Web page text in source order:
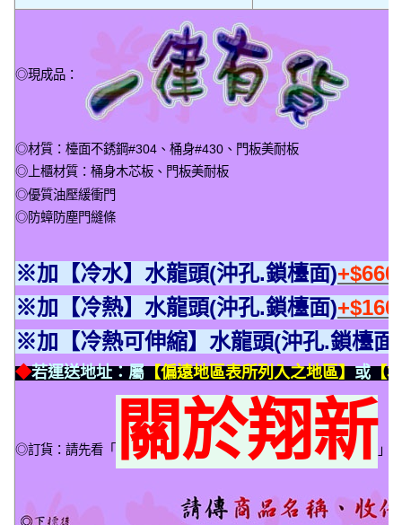
◎現成品：
◎材質：檯面不銹鋼#304、桶身#430、門板美耐板
◎上櫃材質：桶身木芯板、門板美耐板
◎優質油壓緩衝門
◎防蟑防塵門縫條
※加【冷水】水龍頭(沖孔.鎖檯面)
※加【冷熱】水龍頭(沖孔.鎖檯面)
※加【冷熱可伸縮】水龍頭(沖孔.鎖檯面)
◆若運送地址：屬【偏遠地區表所列入之地區】或【
◎訂貨：請先看「 關於翔新 」